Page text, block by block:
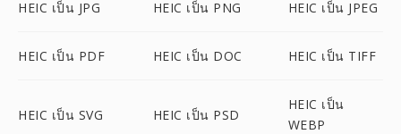
HEIC เป็น JPG HEIC เป็น PNG HEIC เป็น JPEG
HEIC เป็น PDF HEIC เป็น DOC HEIC เป็น TIFF
HEIC เป็น SVG HEIC เป็น PSD
HEIC เป็น
WEBP